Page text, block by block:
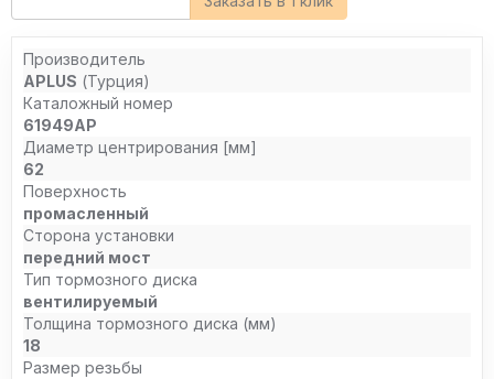
Производитель
APLUS (Турция)
Каталожный номер
61949AP
Диаметр центрирования [мм]
62
Поверхность
промасленный
Сторона установки
передний мост
Тип тормозного диска
вентилируемый
Толщина тормозного диска (мм)
18
Размер резьбы